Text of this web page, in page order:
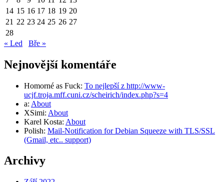
14 15 16 17 18 19 20
21 22 23 24 25 26 27
28
« Led
Bře »
Nejnovější komentáře
Homorné as Fuck: To nejlepší z http://www-
ucjf.troja.mff.cuni.cz/scheirich/index.php?s=4
a: About
XSimi: About
Karel Kosta: About
Polish: Mail-Notification for Debian Squeeze with TLS/SSL
(Gmail, etc.. support)
Archivy